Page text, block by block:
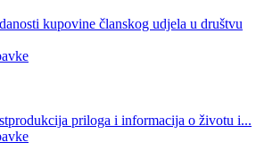
kupovine članskog udjela u društvu
priloga i informacija o životu i...